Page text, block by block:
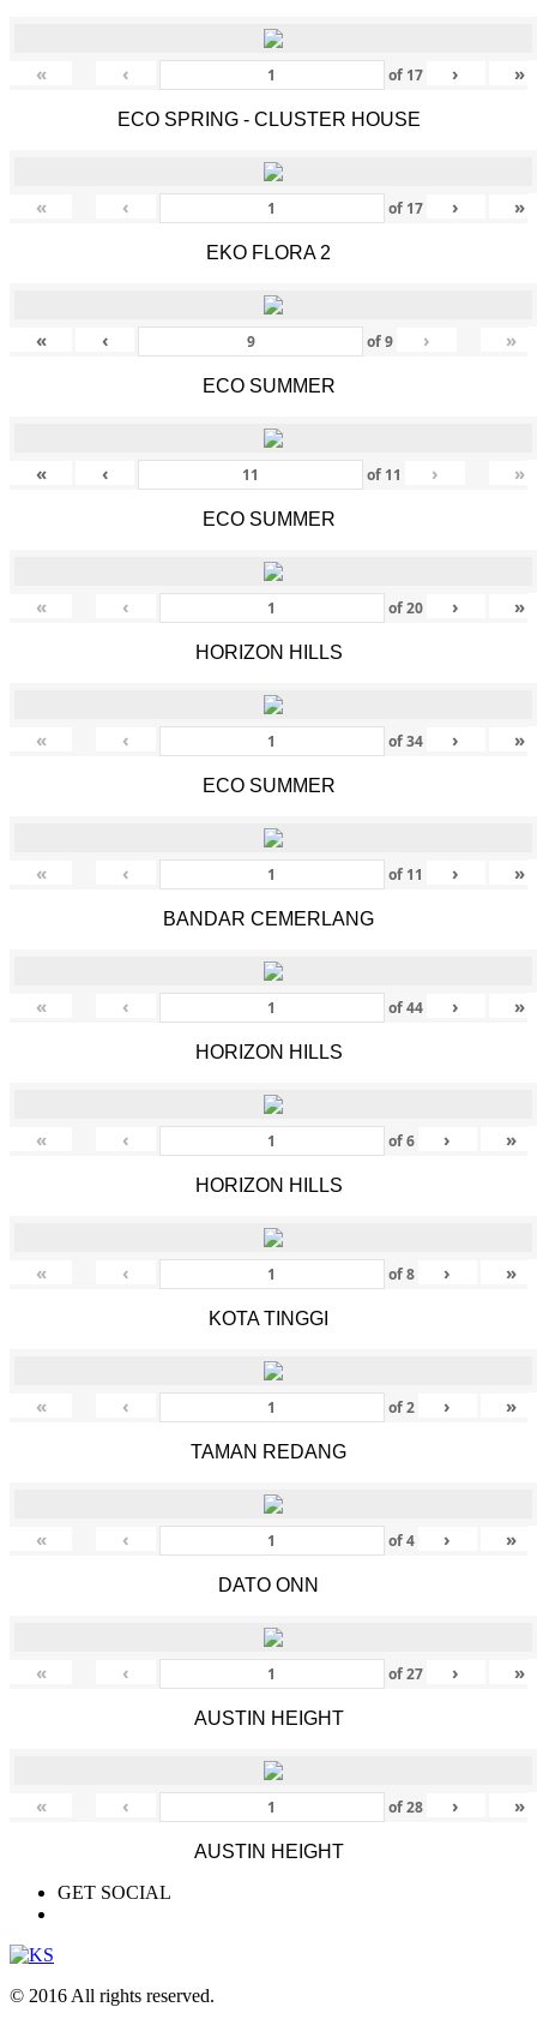
« ‹ of 17 › »
ECO SPRING - CLUSTER HOUSE
« ‹ of 17 › »
EKO FLORA 2
« ‹ of9 › »
ECO SUMMER
« ‹ of 11 › »
ECO SUMMER
« ‹ of20 › »
HORIZON HILLS
« ‹ of34 › »
ECO SUMMER
« ‹ of 11 › »
BANDAR CEMERLANG
« ‹ of44 › »
HORIZON HILLS
« ‹ of6 › »
HORIZON HILLS
« ‹ of8 › »
KOTA TINGGI
« ‹ of2 › »
TAMAN REDANG
« ‹ of4 › »
DATO ONN
« ‹ of27 › »
AUSTIN HEIGHT
« ‹ of28 › »
AUSTIN HEIGHT
GET SOCIAL
© 2016 All rights reserved.